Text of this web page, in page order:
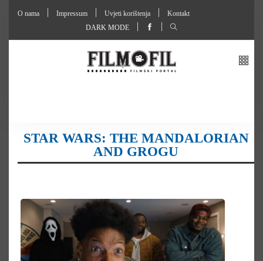
O nama Impressum Uvjeti korištenja
Kontakt
DARK MODE
STAR WARS: THE MANDALORIAN
AND GROGU